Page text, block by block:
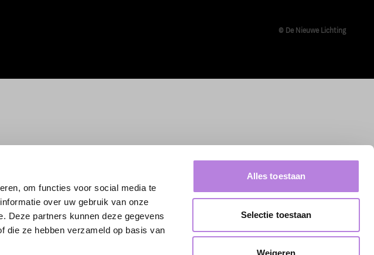
om functies voor social media te
over uw gebruik van onze
Deze partners kunnen deze gegevens
die ze hebben verzameld op basis van
Alles toestaan
Selectie toestaan
Weigeren
© De Nieuwe Lichting